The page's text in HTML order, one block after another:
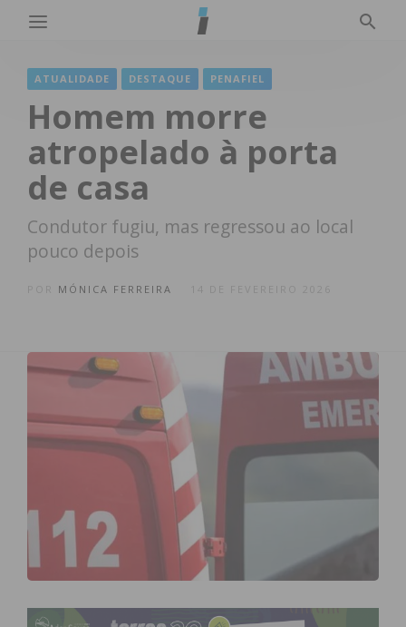
ATUALIDADE DESTAQUE PENAFIEL
Homem morre
atropelado à porta
de casa
Condutor fugiu, mas regressou ao local
pouco depois
MÓNICA FERREIRA 14 DE FEVEREIRO 2026